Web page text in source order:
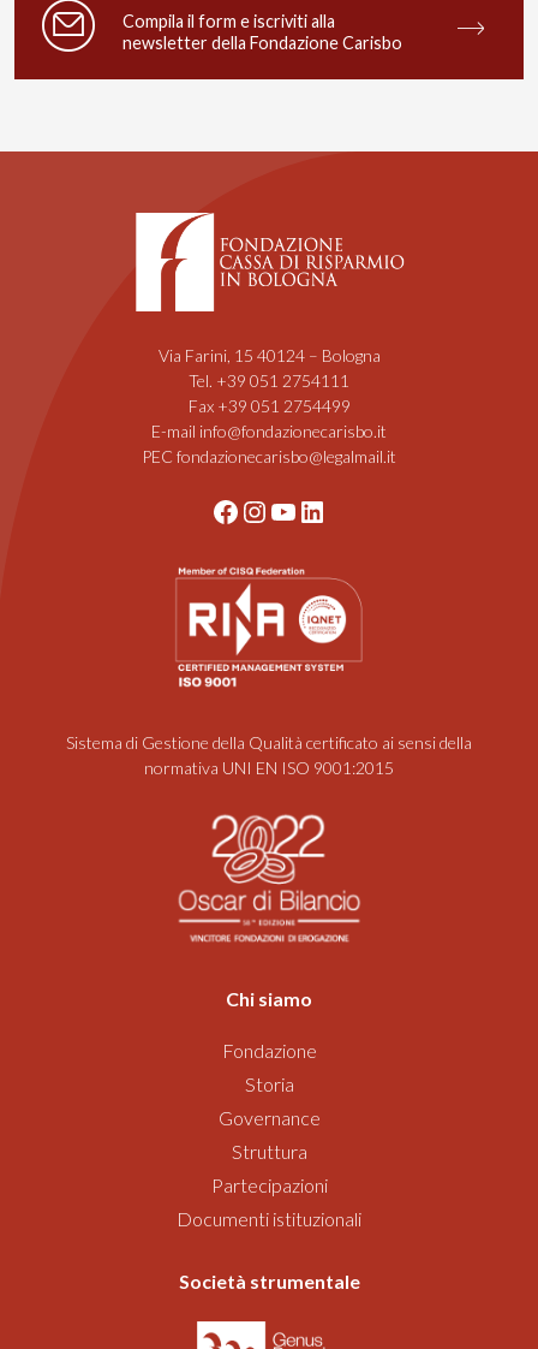
Compila il form e iscriviti alla
newsletter della Fondazione Carisbo
Via Farini, 15 40124 – Bologna
Tel. +39 051 2754111
Fax +39 051 2754499
E-mail info@fondazionecarisbo.it
PEC fondazionecarisbo@legalmail.it
Facebook
Instagram
YouTube
LinkedIn
Sistema di Gestione della Qualità certificato ai sensi della
normativa UNI EN ISO 9001:2015
Chi siamo
Fondazione
Storia
Governance
Struttura
Partecipazioni
Documenti istituzionali
Società strumentale